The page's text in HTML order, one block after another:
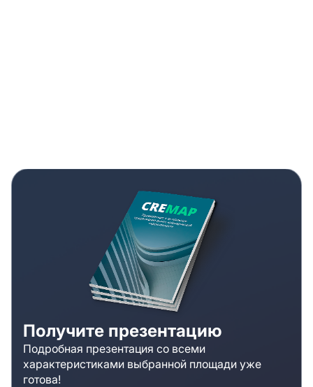
Получите презентацию
Подробная презентация со всеми
характеристиками выбранной площади уже
готова!